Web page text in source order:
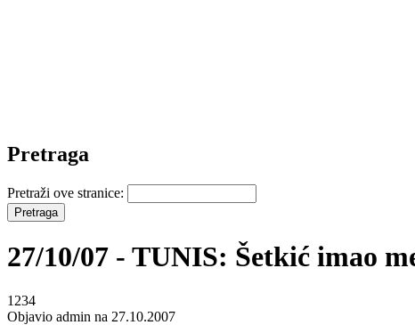
Pretraga
Pretraži ove stranice:
27/10/07 - TUNIS: Šetkić imao
1234
Objavio admin na 27.10.2007